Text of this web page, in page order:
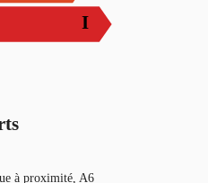
I
à proximité, A6